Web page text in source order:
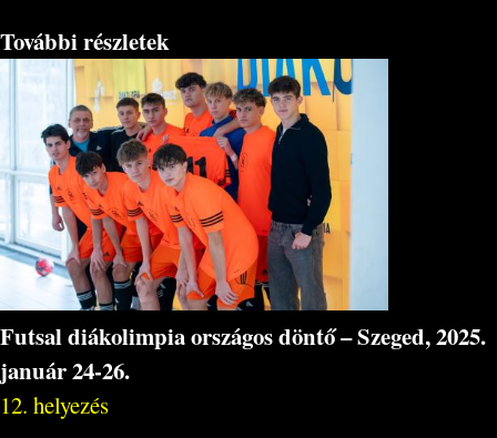
További részletek
Futsal diákolimpia országos döntő – Szeged, 2025.
január 24-26.
12. helyezés